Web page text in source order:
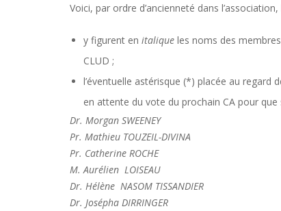
Voici, par ordre d’ancienneté dans
y figurent en italique les noms des
CLUD ;
l’éventuelle astérisque (*) placée au
en attente du vote du prochain CA pour
Dr. Morgan SWEENEY
Pr. Mathieu TOUZEIL-DIVINA
Pr. Catherine ROCHE
M. Aurélien LOISEAU
Dr. Hélène NASOM TISSANDIER
Dr. Josépha DIRRINGER